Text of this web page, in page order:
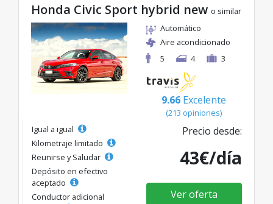
Honda Civic Sport hybrid new o similar
Automático
Aire acondicionado
5
4 3
9.66 Excelente
(213 opiniones)
Igual a igual
Kilometraje limitado
Reunirse y Saludar
Depósito en efectivo
aceptado
Conductor adicional
Precio desde:
43€/día
Ver oferta